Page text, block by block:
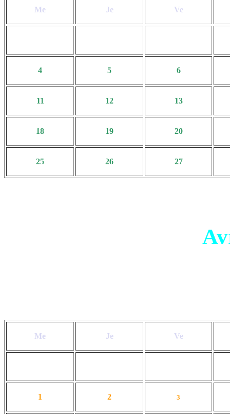
Me Je Ve
4 5 6
11 12 13
18 19 20
25 26 27
Me Je Ve
1 2 3